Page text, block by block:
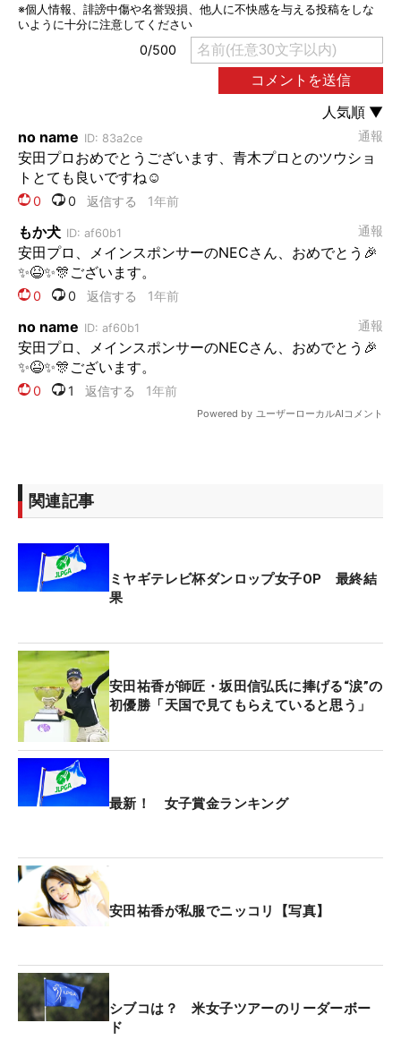
関連記事
ミヤギテレビ杯ダンロップ女子OP 最終結
果
安田祐香が師匠・坂田信弘氏に捧げる“涙”の
初優勝「天国で見てもらえていると思う」
最新！ 女子賞金ランキング
安田祐香が私服でニッコリ【写真】
シブコは？ 米女子ツアーのリーダーボー
ド